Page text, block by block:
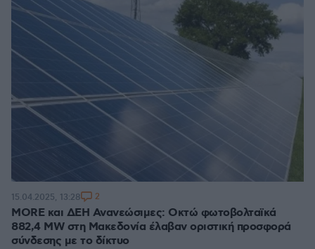
MORE και ΔΕΗ Ανανεώσιμες: Οκτώ φωτοβολταϊκά
882,4 MW στη Μακεδονία έλαβαν οριστική προσφορά
σύνδεσης με το δίκτυο
15.04.2025, 13:28 2